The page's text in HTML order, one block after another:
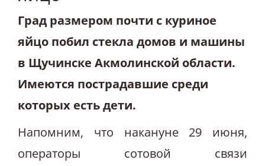
Град размером почти с куриное
яйцо побил стекла домов и машины
в Щучинске Акмолинской области.
Имеются пострадавшие среди
которых есть дети.
Напомним, что накануне 29 июня,
операторы сотовой связи